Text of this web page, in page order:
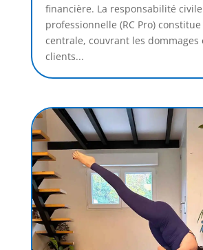
financière. La responsabilité civile
professionnelle (RC Pro)
centrale, couvrant les dommages
clients...